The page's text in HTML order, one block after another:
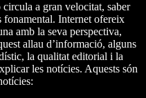
a gran velocitat, saber
fonamental. Internet ofereix
amb la seva perspectiva,
allau d’informació, alguns
la qualitat editorial i la
les notícies. Aquests són